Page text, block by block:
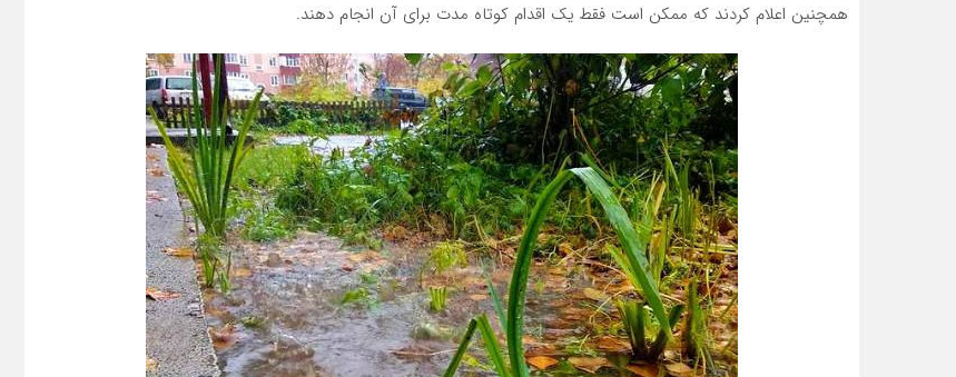
همچنین اعلام کردند که ممکن است فقط یک اقدام کوتاه مدت برای آن انجام دهند.